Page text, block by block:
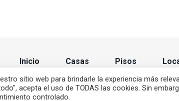
Inicio Casas Pisos
sitio web para brindarle la experiencia más
acepta el uso de TODAS las cookies. Sin
controlado.